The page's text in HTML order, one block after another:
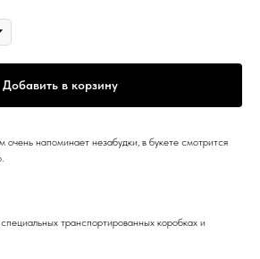
Добавить в корзину
очень напоминает незабудки, в букете смотрится
транспортированных коробках и